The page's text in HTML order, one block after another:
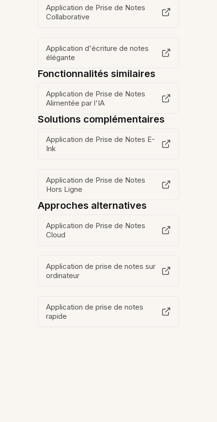
Application de Prise de Notes
Collaborative
Application d'écriture de notes
élégante
Fonctionnalités similaires
Application de Prise de Notes
Alimentée par l'IA
Solutions complémentaires
Application de Prise de Notes E-
Ink
Application de Prise de Notes
Hors Ligne
Approches alternatives
Application de Prise de Notes
Cloud
Application de prise de notes sur
ordinateur
Application de prise de notes
rapide